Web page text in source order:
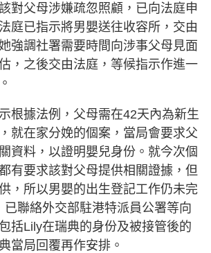
對父母涉嫌疏忽照顧，已向法庭申
庭已指示將男嬰送往收容所，交由
強調社署需要時間向涉事父母見面
，之後交由法庭，等候指示作進一
根據法例，父母需在42天內為新生
就在家分娩的個案，當局會要求父
資料，以證明嬰兒身份。就今次個
有要求該對父母提供相關證據，但
，所以男嬰的出生登記工作仍未完
已聯絡外交部駐港特派員公署等向
括Lily在瑞典的身份及被接管後的
當局回覆再作安排。